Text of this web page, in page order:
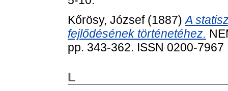
Kőrösy, József(1887)A
fejlődésének történetéhez.
pp. 343-362. ISSN 0200-7967
L